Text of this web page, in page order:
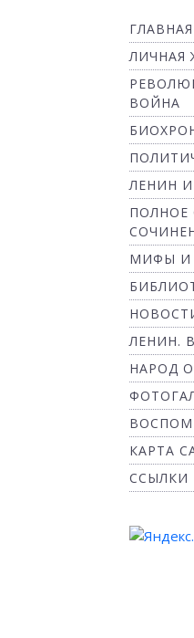
ГЛАВНАЯ
ЛИЧНАЯ
ВОЙНА
ЛЕНИН
ПОЛНОЕ
МИФЫ И
ЛЕНИН.
НАРОД
КАРТА
ССЫЛКИ